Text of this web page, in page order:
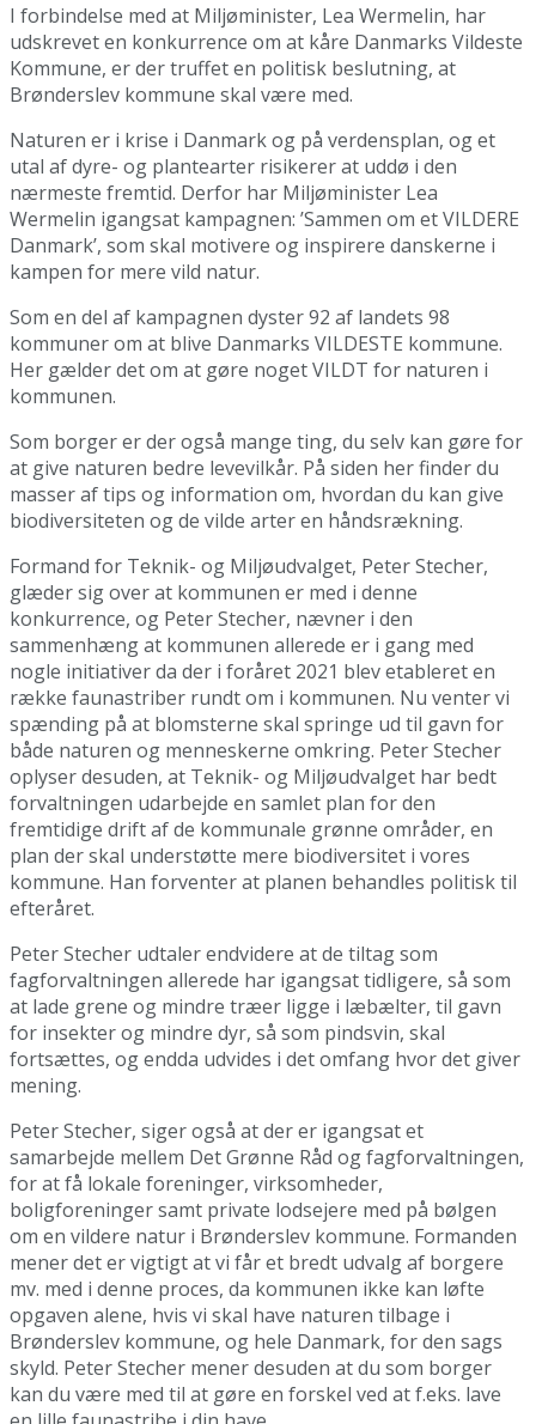
I forbindelse med at Miljøminister, Lea Wermelin, har
udskrevet en konkurrence om at kåre Danmarks Vildeste
Kommune, er der truffet en politisk beslutning, at
Brønderslev kommune skal være med.
Naturen er i krise i Danmark og på verdensplan, og et
utal af dyre- og plantearter risikerer at uddø i den
nærmeste fremtid. Derfor har Miljøminister Lea
Wermelin igangsat kampagnen: ’Sammen om et VILDERE
Danmark’, som skal motivere og inspirere danskerne i
kampen for mere vild natur.
Som en del af kampagnen dyster 92 af landets 98
kommuner om at blive Danmarks VILDESTE kommune.
Her gælder det om at gøre noget VILDT for naturen i
kommunen.
Som borger er der også mange ting, du selv kan gøre for
at give naturen bedre levevilkår. På siden her finder du
masser af tips og information om, hvordan du kan give
biodiversiteten og de vilde arter en håndsrækning.
Formand for Teknik- og Miljøudvalget, Peter Stecher,
glæder sig over at kommunen er med i denne
konkurrence, og Peter Stecher, nævner i den
sammenhæng at kommunen allerede er i gang med
nogle initiativer da der i foråret 2021 blev etableret en
række faunastriber rundt om i kommunen. Nu venter vi
spænding på at blomsterne skal springe ud til gavn for
både naturen og menneskerne omkring. Peter Stecher
oplyser desuden, at Teknik- og Miljøudvalget har bedt
forvaltningen udarbejde en samlet plan for den
fremtidige drift af de kommunale grønne områder, en
plan der skal understøtte mere biodiversitet i vores
kommune. Han forventer at planen behandles politisk til
efteråret.
Peter Stecher udtaler endvidere at de tiltag som
fagforvaltningen allerede har igangsat tidligere, så som
at lade grene og mindre træer ligge i læbælter, til gavn
for insekter og mindre dyr, så som pindsvin, skal
fortsættes, og endda udvides i det omfang hvor det giver
mening.
Peter Stecher, siger også at der er igangsat et
samarbejde mellem Det Grønne Råd og fagforvaltningen,
for at få lokale foreninger, virksomheder,
boligforeninger samt private lodsejere med på bølgen
om en vildere natur i Brønderslev kommune. Formanden
mener det er vigtigt at vi får et bredt udvalg af borgere
mv. med i denne proces, da kommunen ikke kan løfte
opgaven alene, hvis vi skal have naturen tilbage i
Brønderslev kommune, og hele Danmark, for den sags
skyld. Peter Stecher mener desuden at du som borger
kan du være med til at gøre en forskel ved at f.eks. lave